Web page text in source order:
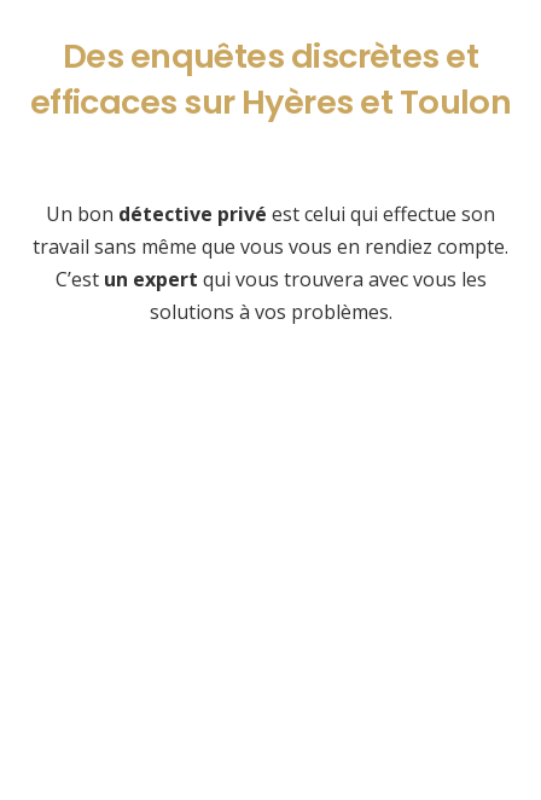
Des enquêtes discrètes et
efficaces sur Hyères et Toulon
Un bon détective privé est celui qui effectue son
travail sans même que vous vous en rendiez compte.
C’est un expert qui vous trouvera avec vous les
solutions à vos problèmes.